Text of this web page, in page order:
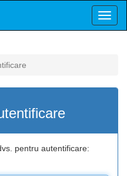
pentru autentificare: